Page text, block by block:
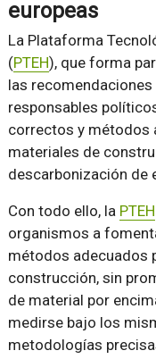
europeas
La Plataforma
(PTEH), que forma
las
responsables
correctos y métodos
materiales de
descarbonización de
Con todo ello, la PTEH
organismos a
métodos adecuados
construcción, sin
de material por
medirse bajo los
metodologías